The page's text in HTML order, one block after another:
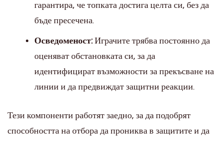
гарантира, че топката достига целта си, без да
бъде пресечена.
Осведоменост: Играчите трябва постоянно да
оценяват обстановката си, за да
идентифицират възможности за прекъсване на
линии и да предвиждат защитни реакции.
Тези компоненти работят заедно, за да подобрят
способността на отбора да прониква в защитите и да